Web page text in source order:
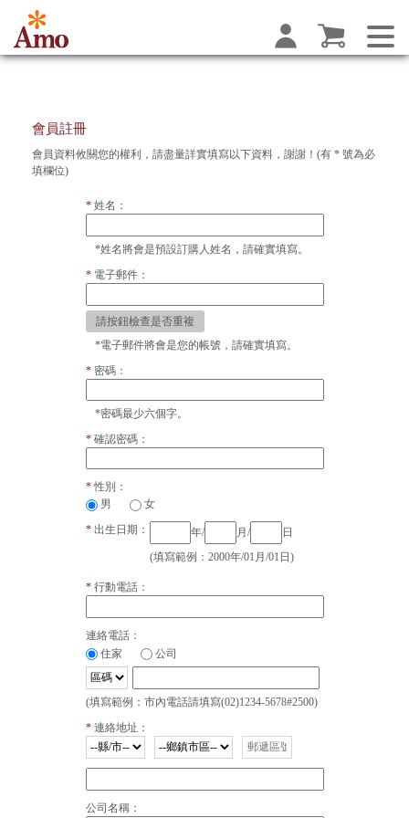
會員註冊
會員資料攸關您的權利，請盡量詳實填寫以下資料，謝謝！(有 * 號為必
填欄位)
姓名：
*姓名將會是預設訂購人姓名，請確實填寫。
電子郵件：
請按鈕檢查是否重複
*電子郵件將會是您的帳號，請確實填寫。
密碼：
*密碼最少六個字。
確認密碼：
性別：
男
女
出生日期：
年/ 月/
日
(填寫範例：2000年/01月/01日)
行動電話：
連絡電話：
住家
公司
(填寫範例：市內電話請填寫(02)1234-5678#2500)
連絡地址：
公司名稱：
Amo阿默典藏蛋糕網站個資蒐集前告知函
歡迎申請成為及加入Amo阿默典藏蛋糕網站會員（以下稱本網
本公司）所建置提供。當您進行下列服務時，即表示您願意以
之效果。為保障您的權益，請詳細閱讀本同意書所有內容，當
阿默典藏蛋糕網站的當中相關之規範。
Amo阿默典藏蛋糕網站為阿默企業有限公司經營管理，為了確
保消費者之個人資料、隱私及消費者權益之保護，於交易過程
知以下事項：
本公司之蒐集目的在於進行客戶管理、會員管理及行銷與內部
的統計調查與分析(法定特定目的項目編號為 040, 090, 148,
二、蒐集之個人資料類別
本公司於網站內蒐集的個人資料包括
1. C001 辨識個人者： 如消費者之姓名、地址、電話、電子郵件
2. C002 辨識財務者： 如信用卡或轉帳帳戶資訊。
3. C011 個人描述： 如性別、國籍、出生年月日。
4. C021 家庭情形： 如婚姻狀況、有無子女等。
三、利用期間、地區、對象及方式
期間：本公司營運期間。
地區：消費者之個人資料將用於台灣地區。
利用對象及方式：消費者之個人資料蒐集除用於本公司之會員
管理、客戶管理之檢索查詢等功能外，將有以下利用：